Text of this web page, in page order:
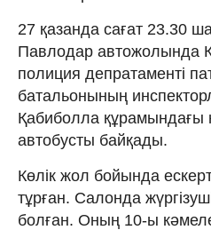
27 қазанда сағат 23.30
Павлодар автожолында
полиция депратаменті
батальонының
Қабиболла құрамындағы
автобусты байқады.
Көлік жол бойында
тұрған. Салонда
болған. Оның 10-ы